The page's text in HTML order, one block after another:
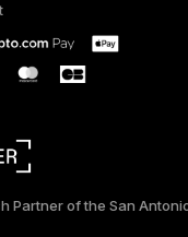
Partner of the San